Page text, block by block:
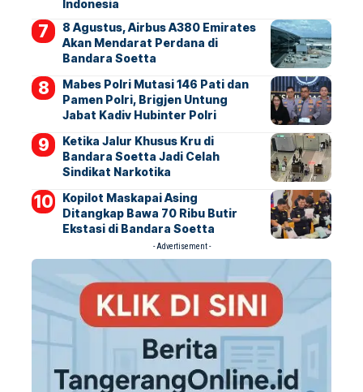
Indonesia
8 Agustus, Airbus A380 Emirates
Akan Mendarat Perdana di
Bandara Soetta
Mabes Polri Mutasi 146 Pati dan
Pamen Polri, Brigjen Untung
Jabat Kadiv Hubinter Polri
Ketika Jalur Khusus Kru di
Bandara Soetta Jadi Celah
Sindikat Narkotika
Kopilot Maskapai Asing
Ditangkap Bawa 70 Ribu Butir
Ekstasi di Bandara Soetta
- Advertisement -